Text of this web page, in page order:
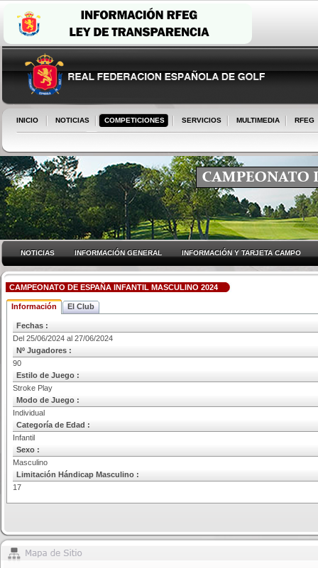
INICIO NOTICIAS COMPETICIONES SERVICIOS MULTIMEDIA RFEG
NOTICIAS INFORMACIÓN GENERAL INFORMACIÓN Y TARJETA CAMPO
CAMPEONATO DE ESPAÑA INFANTIL MASCULINO 2024
Información El Club
Fechas :
Del 25/06/2024 al 27/06/2024
Nº Jugadores :
90
Estilo de Juego :
Stroke Play
Modo de Juego :
Individual
Categoría de Edad :
Infantil
Sexo :
Masculino
Limitación Hándicap Masculino :
17